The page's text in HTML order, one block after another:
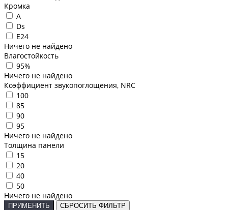
Кромка
A
Ds
E24
Ничего не найдено
Влагостойкость
95%
Ничего не найдено
Коэффициент звукопоглощения, NRC
100
85
90
95
Ничего не найдено
Толщина панели
15
20
40
50
Ничего не найдено
ПРИМЕНИТЬ СБРОСИТЬ ФИЛЬТР